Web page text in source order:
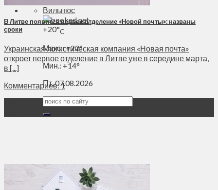
Вильнюс
+20°C
Макс.:+22°
Мин.: +14°
Пт, 07.08.2026
В Литве появится первое отделение «Новой почты»: названы
сроки
Украинская логистическая компания «Новая почта»
откроет первое отделение в Литве уже в середине марта,
в [...]
Комментариев: 1